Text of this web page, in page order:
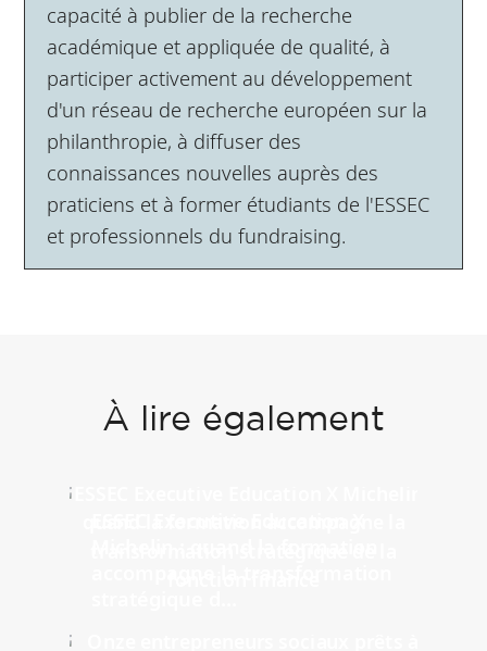
capacité à publier de la recherche
académique et appliquée de qualité, à
participer activement au développement
d'un réseau de recherche européen sur la
philanthropie, à diffuser des
connaissances nouvelles auprès des
praticiens et à former étudiants de l'ESSEC
et professionnels du fundraising.
À lire également